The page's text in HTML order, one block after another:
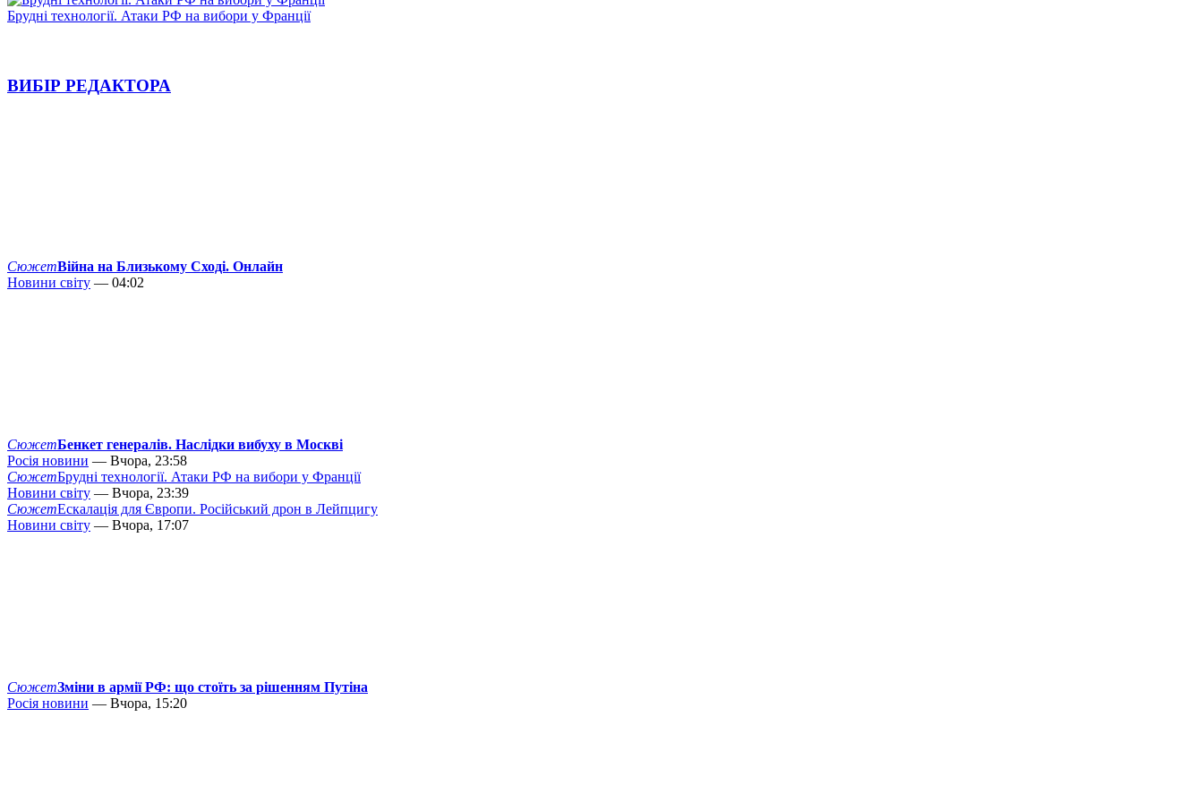
Брудні технології. Атаки РФ на вибори у Франції
ВИБІР РЕДАКТОРА
СюжетВійна на Близькому Сході. Онлайн
Новини світу — 04:02
СюжетБенкет генералів. Наслідки вибуху в Москві
Росія новини — Вчора, 23:58
СюжетБрудні технології. Атаки РФ на вибори у Франції
Новини світу — Вчора, 23:39
СюжетЕскалація для Європи. Російський дрон в Лейпцигу
Новини світу — Вчора, 17:07
СюжетЗміни в армії РФ: що стоїть за рішенням Путіна
Росія новини — Вчора, 15:20